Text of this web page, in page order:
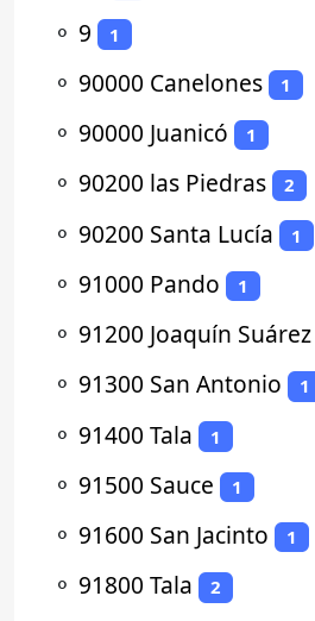
⚬ 9 1
⚬ 90000 Canelones 1
⚬ 90000 Juanicó 1
⚬ 90200 las Piedras 2
⚬ 90200 Santa Lucía 1
⚬ 91000 Pando 1
⚬ 91200 Joaquín Suárez
⚬ 91300 San Antonio 1
⚬ 91400 Tala 1
⚬ 91500 Sauce 1
⚬ 91600 San Jacinto 1
⚬ 91800 Tala 2